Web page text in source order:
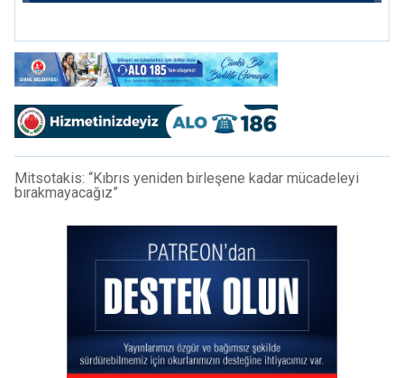
Mitsotakis: “Kıbrıs yeniden birleşene kadar mücadeleyi
bırakmayacağız”